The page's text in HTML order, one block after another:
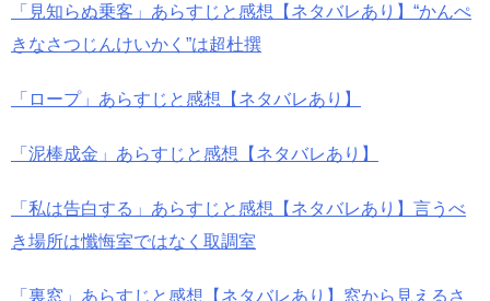
「見知らぬ乗客」あらすじと感想【ネタバレあり】“かんぺ
きなさつじんけいかく”は超杜撰
「ロープ」あらすじと感想【ネタバレあり】
「泥棒成金」あらすじと感想【ネタバレあり】
「私は告白する」あらすじと感想【ネタバレあり】言うべ
き場所は懺悔室ではなく取調室
「裏窓」あらすじと感想【ネタバレあり】窓から見えるさ